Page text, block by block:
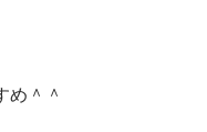
め＾＾